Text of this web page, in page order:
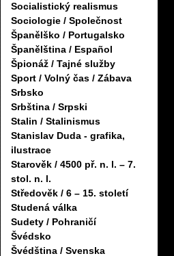
Socialistický realismus
Sociologie / Společnost
Španělško / Portugalsko
Španělština / Español
Špionáž / Tajné služby
Sport / Volný čas / Zábava
Srbsko
Srbština / Srpski
Stalin / Stalinismus
Stanislav Duda - grafika,
ilustrace
Starověk / 4500 př. n. l. – 7.
stol. n. l.
Středověk / 6 – 15. století
Studená válka
Sudety / Pohraničí
Švédsko
Švédština / Svenska